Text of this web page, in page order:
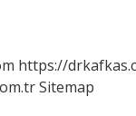
https://
Sitemap